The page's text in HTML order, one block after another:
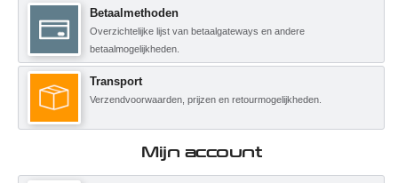
Betaalmethoden
Overzichtelijke lijst van betaalgateways en andere
betaalmogelijkheden.
Transport
Verzendvoorwaarden, prijzen en retourmogelijkheden.
Mijn account